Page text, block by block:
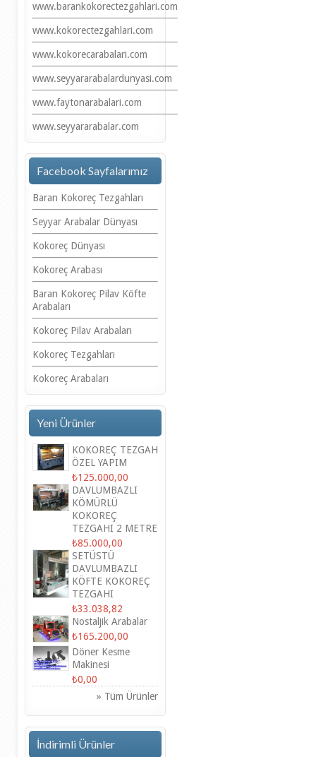
www.barankokorectezgahlari.com
www.kokorectezgahlari.com
www.kokorecarabalari.com
www.seyyararabalardunyasi.com
www.faytonarabalari.com
www.seyyararabalar.com
Facebook Sayfalarımız
Baran Kokoreç Tezgahları
Seyyar Arabalar Dünyası
Kokoreç Dünyası
Kokoreç Arabası
Baran Kokoreç Pilav Köfte
Arabaları
Kokoreç Pilav Arabaları
Kokoreç Tezgahları
Kokoreç Arabaları
Yeni Ürünler
KOKOREÇ TEZGAH
ÖZEL YAPIM
₺125.000,00
DAVLUMBAZLI
KÖMÜRLÜ
KOKOREÇ
TEZGAHI 2 METRE
₺85.000,00
SETÜSTÜ
DAVLUMBAZLI
KÖFTE KOKOREÇ
TEZGAHI
₺33.038,82
Nostaljik Arabalar
₺165.200,00
Döner Kesme
Makinesi
₺0,00
» Tüm Ürünler
İndirimli Ürünler